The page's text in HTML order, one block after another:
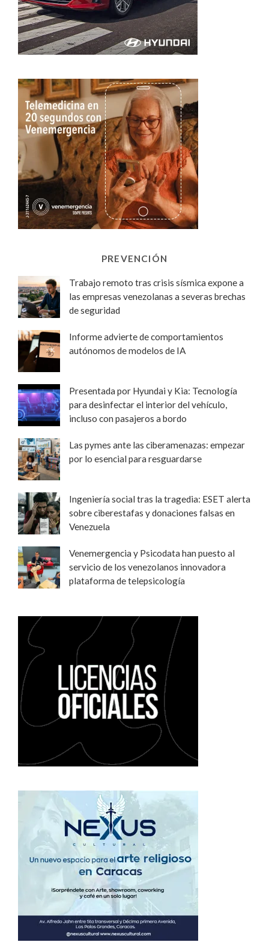
PREVENCIÓN
Trabajo remoto tras crisis sísmica expone a
las empresas venezolanas a severas brechas
de seguridad
Informe advierte de comportamientos
autónomos de modelos de IA
Presentada por Hyundai y Kia: Tecnología
para desinfectar el interior del vehículo,
incluso con pasajeros a bordo
Las pymes ante las ciberamenazas: empezar
por lo esencial para resguardarse
Ingeniería social tras la tragedia: ESET alerta
sobre ciberestafas y donaciones falsas en
Venezuela
Venemergencia y Psicodata han puesto al
servicio de los venezolanos innovadora
plataforma de telepsicología